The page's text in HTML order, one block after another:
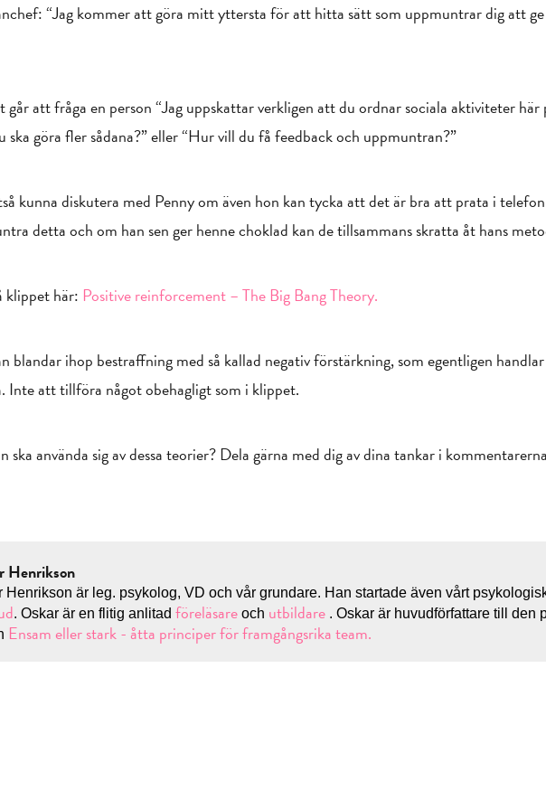
“Jag kommer att göra mitt yttersta för att hitta sätt som uppmuntrar dig att
går att fråga en person “Jag uppskattar verkligen att du ordnar sociala aktiviteter
ska göra fler sådana?” eller “Hur vill du få feedback och uppmuntran?”
kunna diskutera med Penny om även hon kan tycka att det är bra att prata i
detta och om han sen ger henne choklad kan de tillsammans skratta åt hans
klippet här: Positive reinforcement – The Big Bang Theory.
blandar ihop bestraffning med så kallad negativ förstärkning, som egentligen
Inte att tillföra något obehagligt som i klippet.
ska använda sig av dessa teorier? Dela gärna med dig av dina tankar i
Henrikson
Henrikson är leg. psykolog, VD och vår grundare. Han startade även vårt
. Oskar är en flitig anlitad föreläsare och utbildare . Oskar är huvudförfattare till den
Ensam eller stark - åtta principer för framgångsrika team.